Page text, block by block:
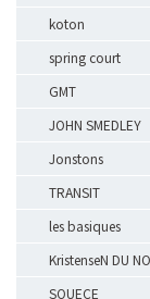
koton
spring court
GMT
JOHN SMEDLEY
Jonstons
TRANSIT
les basiques
KristenseN DU
SOUECE